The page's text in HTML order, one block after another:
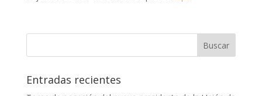
Entradas recientes